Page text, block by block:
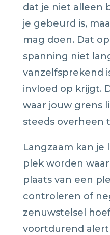
dat je niet alleen
je gebeurd is,
mag doen. Dat
spanning niet
vanzelfsprekend
invloed op krijgt.
waar jouw grens
steeds overheen
Langzaam kan je
plek worden
plaats van een
controleren of
zenuwstelsel
voortdurend